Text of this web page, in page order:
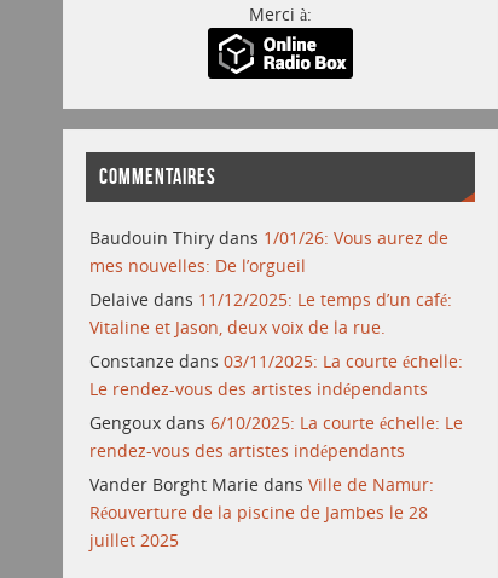
Merci à:
COMMENTAIRES
Baudouin Thiry dans 1/01/26: Vous aurez de
mes nouvelles: De l’orgueil
Delaive dans 11/12/2025: Le temps d’un café:
Vitaline et Jason, deux voix de la rue.
Constanze dans03/11/2025: La courte échelle:
Le rendez-vous des artistes indépendants
Gengoux dans6/10/2025: La courte échelle: Le
rendez-vous des artistes indépendants
Vander Borght Marie dansVille de Namur:
Réouverture de la piscine de Jambes le 28
juillet 2025